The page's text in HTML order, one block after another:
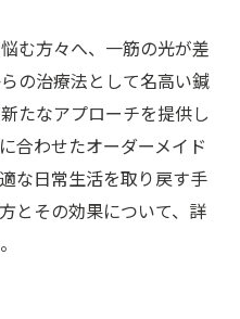
む方々へ、一筋の光が差
の治療法として名高い鍼
たなアプローチを提供し
合わせたオーダーメイド
な日常生活を取り戻す手
とその効果について、詳